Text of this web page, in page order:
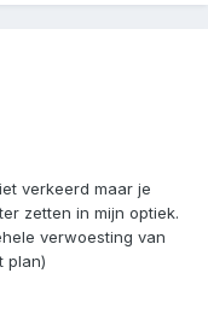
verkeerd maar je
zetten in mijn optiek.
verwoesting van
plan)